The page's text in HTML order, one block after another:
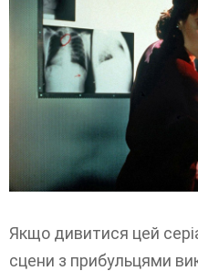
Якщо дивитися цей
сцени з прибульцями